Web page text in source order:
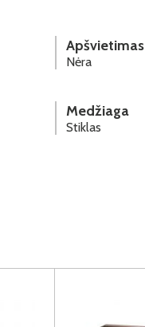
Apšvietimas
Nėra
Medžiaga
Stiklas